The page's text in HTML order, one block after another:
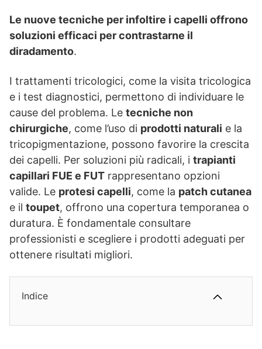
Le nuove tecniche per infoltire i capelli offrono
soluzioni efficaci per contrastarne il
diradamento.
I trattamenti tricologici, come la visita tricologica
e i test diagnostici, permettono di individuare le
cause del problema. Le tecniche non
chirurgiche, come l’uso di prodotti naturali e la
tricopigmentazione, possono favorire la crescita
dei capelli. Per soluzioni più radicali, i trapianti
capillari FUE e FUT rappresentano opzioni
valide. Le protesi capelli, come la patch cutanea
e il toupet, offrono una copertura temporanea o
duratura. È fondamentale consultare
professionisti e scegliere i prodotti adeguati per
ottenere risultati migliori.
Indice